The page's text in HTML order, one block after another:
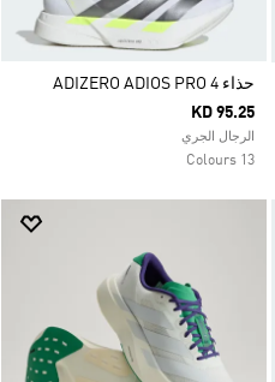
حذاء ADIZERO ADIOS PRO 4
KD 95.25
الرجال الجري
13 Colours